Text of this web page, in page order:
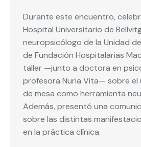
Durante este encuentro,
Hospital Universitario de
neuropsicólogo de la Unidad
de Fundación Hospitalarias
taller —junto a doctora en
profesora Nuria Vita— sobre el
de mesa como herramienta
Además, presentó una
sobre las distintas
en la práctica clínica.